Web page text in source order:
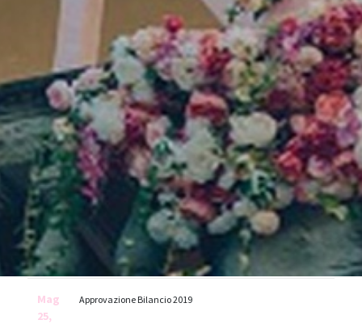
Mag
25,
Approvazione Bilancio 2019